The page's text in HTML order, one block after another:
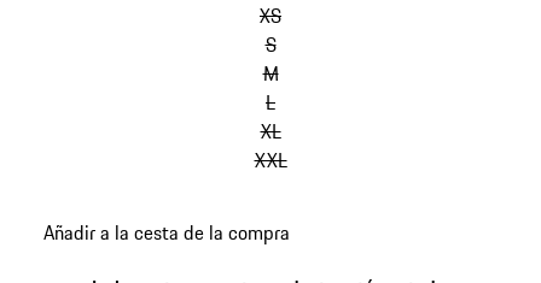
XS
S
M
L
XL
XXL
Añadir a la cesta de la compra